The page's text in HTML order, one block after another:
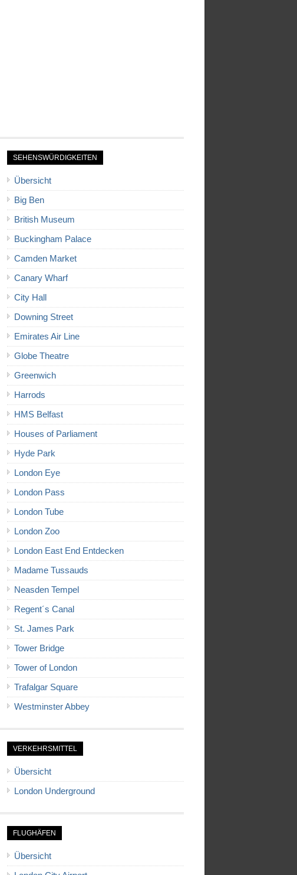
SEHENSWÜRDIGKEITEN
Übersicht
Big Ben
British Museum
Buckingham Palace
Camden Market
Canary Wharf
City Hall
Downing Street
Emirates Air Line
Globe Theatre
Greenwich
Harrods
HMS Belfast
Houses of Parliament
Hyde Park
London Eye
London Pass
London Tube
London Zoo
London East End Entdecken
Madame Tussauds
Neasden Tempel
Regent´s Canal
St. James Park
Tower Bridge
Tower of London
Trafalgar Square
Westminster Abbey
VERKEHRSMITTEL
Übersicht
London Underground
FLUGHÄFEN
Übersicht